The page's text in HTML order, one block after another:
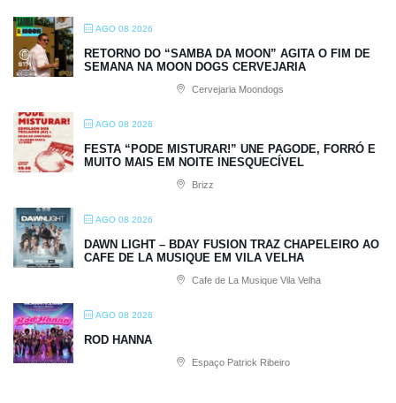
AGO 08 2026
RETORNO DO “SAMBA DA MOON” AGITA O FIM DE
SEMANA NA MOON DOGS CERVEJARIA
Cervejaria Moondogs
AGO 08 2026
FESTA “PODE MISTURAR!” UNE PAGODE, FORRÓ E
MUITO MAIS EM NOITE INESQUECÍVEL
Brizz
AGO 08 2026
DAWN LIGHT – BDAY FUSION TRAZ CHAPELEIRO AO
CAFE DE LA MUSIQUE EM VILA VELHA
Cafe de La Musique Vila Velha
AGO 08 2026
ROD HANNA
Espaço Patrick Ribeiro